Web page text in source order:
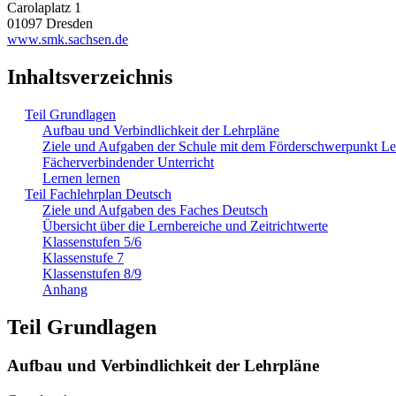
Carolaplatz 1
01097 Dresden
www.smk.sachsen.de
Inhaltsverzeichnis
Teil Grundlagen
Aufbau und Verbindlichkeit der Lehrpläne
Ziele und Aufgaben der Schule mit dem Förderschwerpunkt
Fächerverbindender Unterricht
Lernen lernen
Teil Fachlehrplan Deutsch
Ziele und Aufgaben des Faches Deutsch
Übersicht über die Lernbereiche und Zeitrichtwerte
Klassenstufen 5/6
Klassenstufe 7
Klassenstufen 8/9
Anhang
Teil Grundlagen
Aufbau und Verbindlichkeit der Lehrpläne